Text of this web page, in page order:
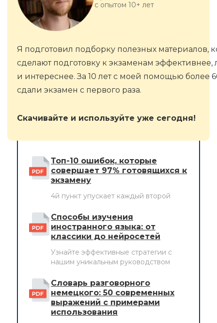
с опытом 10+ лет
Я подготовил подборку полезных материалов,
сделают подготовку к экзаменам эффективнее,
и интереснее. За 10 лет с моей помощью более
сдали экзамен с первого раза.
Скачивайте и используйте уже сегодня!
Топ-10 ошибок, которые
совершает 97% готовящихся к
экзамену
4й пункт упускает каждый второй
Способы изучения
иностранного языка: от
классики до нейросетей
Узнайте эффективные стратегии с
нашим уникальным руководством
Словарь разговорного
немецкого: 50 современных
выражений с примерами
использования